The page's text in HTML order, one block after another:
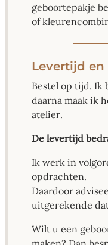
geboortepakje
of
Levertijd
Bestel op tijd. Ik
daarna maak ik
atelier.
De levertijd
Ik werk in
opdrachten.
Daardoor
uitgerekende
Wilt u een